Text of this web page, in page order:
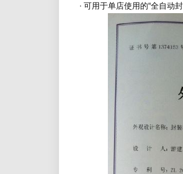
· 可用于单店使用的“全自动